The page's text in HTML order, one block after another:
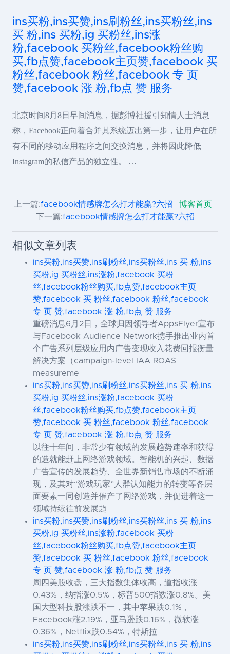
ins买粉,ins买赞,ins刷粉丝,ins买粉丝,ins
买 粉,ins 买粉,ig 买粉丝,ins涨
粉,facebook 买粉丝,facebook粉丝购
买,fb点赞,facebook主页赞,facebook 买
粉丝,facebook 粉丝,facebook 专 页
赞,facebook 涨 粉,fb点 赞 服务
北京时间8月8日早间消息，据彭博社援引知情人士消息
称，Facebook正向着合并其系统迈出第一步，让用户在所
有不同的移动应用程序之间交换消息，并将因此降低
Instagram的私信产品的独立性。 …
上一篇:facebook情感牌怎么打才能赢?六招
博客首页
下一篇:facebook情感牌怎么打才能赢?六招
相似文章列表
ins买粉,ins买赞,ins刷粉丝,ins买粉丝,ins 买 粉,ins
买粉,ig 买粉丝,ins涨粉,facebook 买粉
丝,facebook粉丝购买,fb点赞,facebook主页
赞,facebook 买 粉丝,facebook 粉丝,facebook
专 页 赞,facebook 涨 粉,fb点 赞 服务
重磅消息6月2日，全球归因领导者AppsFlyer宣布
与Facebook Audience Network携手推出业内首
个广告系列层级应用内广告变现收入花费回报衡量
解决方案（campaign-level IAA ROAS
measureme
ins买粉,ins买赞,ins刷粉丝,ins买粉丝,ins 买 粉,ins
买粉,ig 买粉丝,ins涨粉,facebook 买粉
丝,facebook粉丝购买,fb点赞,facebook主页
赞,facebook 买 粉丝,facebook 粉丝,facebook
专 页 赞,facebook 涨 粉,fb点 赞 服务
以往十年间，非常少有领域的发展趋势速率和获得
的造就能赶上网络游戏领域。智能机的兴起、数据
广告宣传的发展趋势、全世界新销售市场的不断涌
现，及其对“游戏玩家”人群认知能力的转变等各层
面要素一同创造并催产了网络游戏，并促进着这一
领域持续往前发展趋
ins买粉,ins买赞,ins刷粉丝,ins买粉丝,ins 买 粉,ins
买粉,ig 买粉丝,ins涨粉,facebook 买粉
丝,facebook粉丝购买,fb点赞,facebook主页
赞,facebook 买 粉丝,facebook 粉丝,facebook
专 页 赞,facebook 涨 粉,fb点 赞 服务
周四美股收盘，三大指数集体收高，道指收涨
0.43%，纳指涨0.5%，标普500指数涨0.8%。美
国大型科技股涨跌不一，其中苹果跌0.1%，
Facebook涨2.19%，亚马逊跌0.16%，微软涨
0.36%，Netflix跌0.54%，特斯拉
ins买粉,ins买赞,ins刷粉丝,ins买粉丝,ins 买 粉,ins